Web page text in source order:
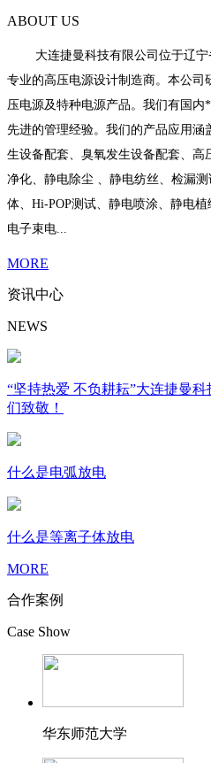
ABOUT US
大连捷曼科技有限公司位于辽
专业的高压电源设计制造商。本公司
压电源及特种电源产品。我们有国
先进的管理经验。我们的产品应用涵
生设备配套、臭氧发生设备配套、高
净化、静电除尘 、静电纺丝、检漏
体、Hi-POP测试、静电喷涂、静电
电子束电...
MORE
资讯中心
NEWS
“坚持热爱 不负耕耘”大连捷曼
们致敬！
什么是电弧放电
什么是等离子体放电
MORE
合作案例
Case Show
华东师范大学